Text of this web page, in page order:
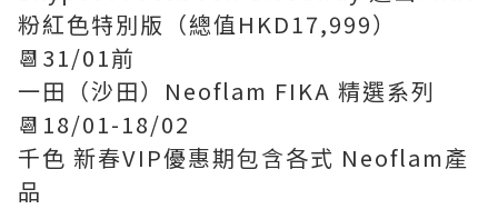
粉紅色特別版（總值HKD17,999）
📆31/01前
一田（沙田）Neoflam FIKA 精選系列
📆18/01-18/02
千色 新春VIP優惠期包含各式 Neoflam產
品